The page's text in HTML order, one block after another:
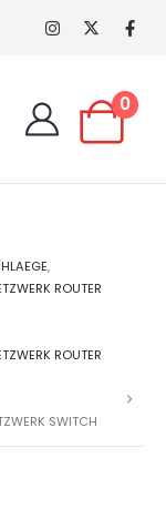
0
,
ROUTER
ROUTER
SWITCH